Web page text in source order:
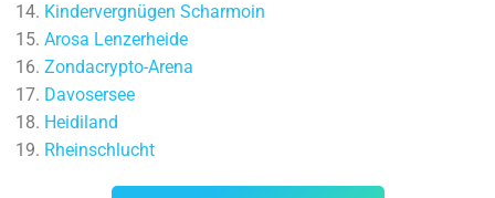
Kindervergnügen Scharmoin
Arosa Lenzerheide
Zondacrypto-Arena
Davosersee
Heidiland
Rheinschlucht